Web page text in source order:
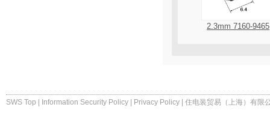
2.3mm 7160-9465
SWS Top Information Security Policy Privacy Policy 住电装贸易（上海）有限